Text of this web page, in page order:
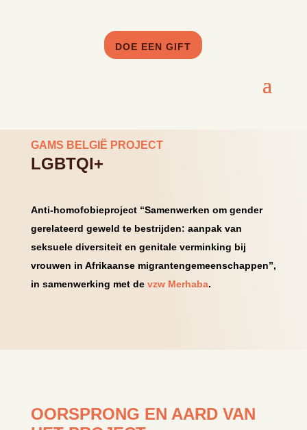
DOE EEN GIFT
GAMS BELGIË PROJECT
LGBTQI+
Anti-homofobieproject “Samenwerken om gender
gerelateerd geweld te bestrijden: aanpak van
seksuele diversiteit en genitale verminking bij
vrouwen in Afrikaanse migrantengemeenschappen”,
in samenwerking met de vzw Merhaba.
OORSPRONG EN AARD VAN